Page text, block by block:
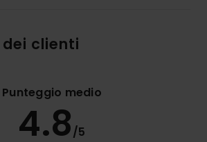
dei clienti
Punteggio medio
4.8/5